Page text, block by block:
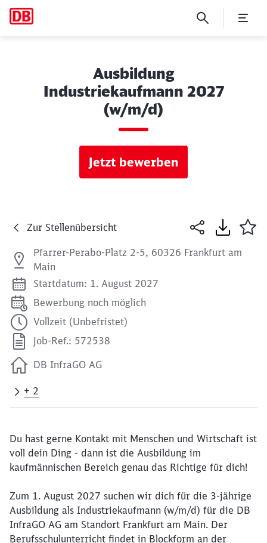
Ausbildung
Industriekaufmann 2027
(w/m/d)
Jetzt bewerben
Zur Stellenübersicht
Pfarrer-Perabo-Platz 2-5, 60326 Frankfurt am
Main
Startdatum: 1. August 2027
Bewerbung noch möglich
Vollzeit (Unbefristet)
Job-Ref.: 572538
DB InfraGO AG
+ 2
Du hast gerne Kontakt mit Menschen und Wirtschaft ist
voll dein Ding - dann ist die Ausbildung im
kaufmännischen Bereich genau das Richtige für dich!
Zum 1. August 2027 suchen wir dich für die 3-jährige
Ausbildung als Industriekaufmann (w/m/d) für die DB
InfraGO AG am Standort Frankfurt am Main. Der
Berufsschulunterricht findet in Blockform an der